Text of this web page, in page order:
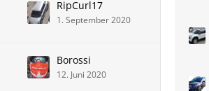
RipCurl17
1. September 2020
Borossi
12. Juni 2020